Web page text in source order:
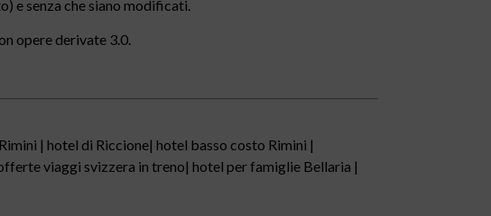
e senza che siano modificati.
opere derivate 3.0.
| hotel di Riccione| hotel basso costo Rimini |
viaggi svizzera in treno| hotel per famiglie Bellaria |